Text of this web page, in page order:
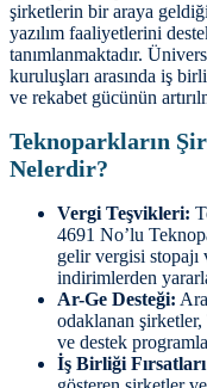
şirketlerin bir araya
yazılım faaliyetlerini
tanımlanmaktadır.
kuruluşları arasında iş
ve rekabet gücünün
Teknoparkların
Nelerdir?
Vergi Teşvikleri:
4691 No’lu
gelir vergisi
indirimlerden
Ar-Ge Desteği:
odaklanan
ve destek
İş Birliği